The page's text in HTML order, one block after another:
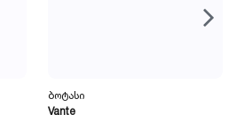
Ბოტასი
Vante